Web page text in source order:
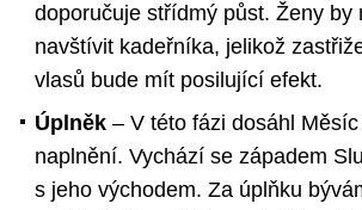
doporučuje střídmý půst. Ženy by
navštívit kadeřníka, jelikož
vlasů bude mít posilující efekt.
Úplněk – V této fázi dosáhl
naplnění. Vychází se západem
s jeho východem. Za úplňku